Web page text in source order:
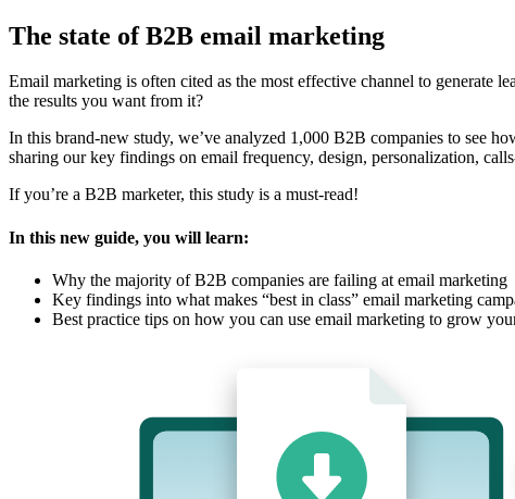
The state of B2B email marketing
Email marketing is often cited as the most effective channel to generate
the results you want from it?
In this brand-new study, we’ve analyzed 1,000 B2B companies to see
sharing our key findings on email frequency, design, personalization,
If you’re a B2B marketer, this study is a must-read!
In this new guide, you will learn:
Why the majority of B2B companies are failing at email marketing
Key findings into what makes “best in class” email marketing
Best practice tips on how you can use email marketing to grow